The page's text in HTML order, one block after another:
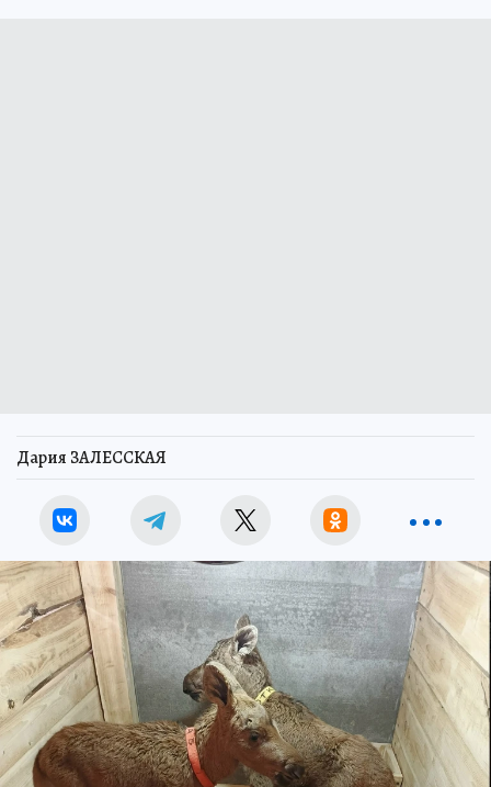
Дария ЗАЛЕССКАЯ